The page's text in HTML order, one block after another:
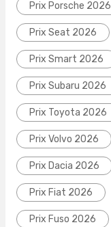
Prix Porsche 2026
Prix Seat 2026
Prix Smart 2026
Prix Subaru 2026
Prix Toyota 2026
Prix Volvo 2026
Prix Dacia 2026
Prix Fiat 2026
Prix Fuso 2026